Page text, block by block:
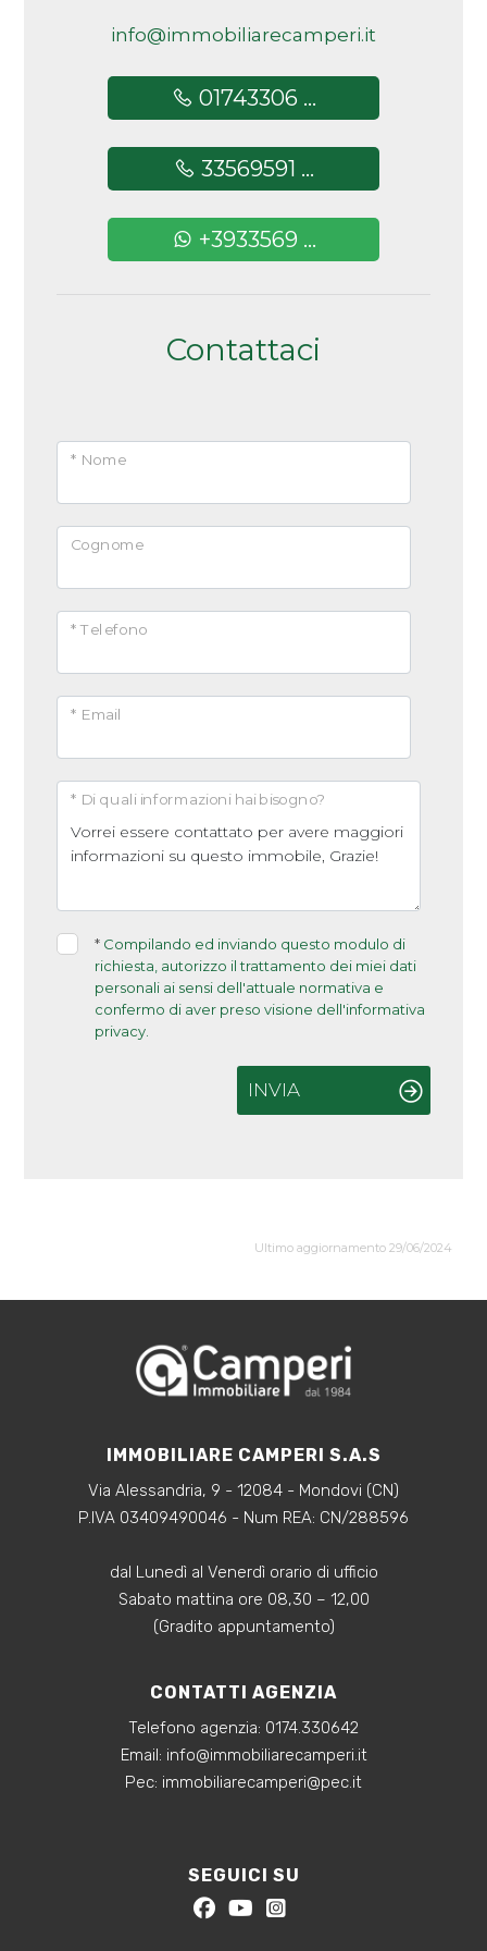
info@immobiliarecamperi.it
01743306 ...
33569591 ...
+3933569 ...
Contattaci
* Nome
Cognome
* Telefono
* Email
* Di quali informazioni hai bisogno?
* Compilando ed inviando questo modulo di
richiesta, autorizzo il trattamento dei miei dati
personali ai sensi dell'attuale normativa e
confermo di aver preso visione dell'informativa
privacy.
INVIA
Ultimo aggiornamento 29/06/2024
IMMOBILIARE CAMPERI S.A.S
Via Alessandria, 9 - 12084 - Mondovi (CN)
P.IVA 03409490046 - Num REA: CN/288596
dal Lunedì al Venerdì orario di ufficio
Sabato mattina ore 08,30 – 12,00
(Gradito appuntamento)
CONTATTI AGENZIA
Telefono agenzia: 0174.330642
‍Email: info@immobiliarecamperi.it
‍Pec: immobiliarecamperi@pec.it
SEGUICI SU
Giardino
Ascensore
Arredato
Lusso